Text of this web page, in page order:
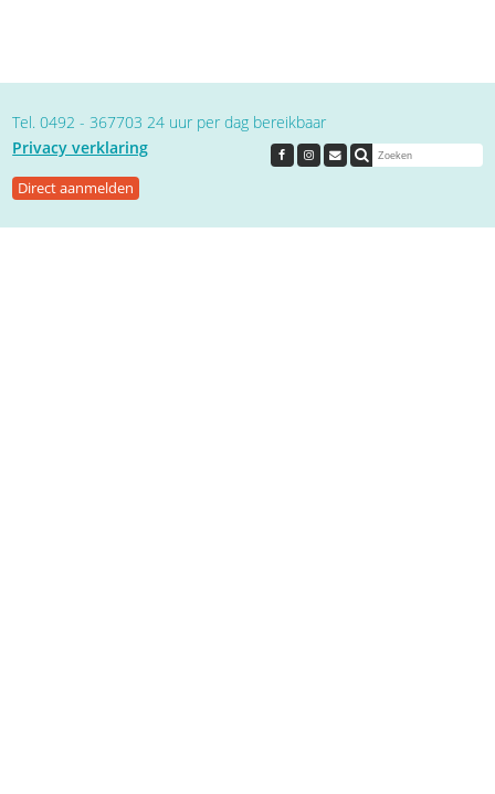
Tel. 0492 - 367703 24 uur per dag bereikbaar
Privacy verklaring
Direct aanmelden